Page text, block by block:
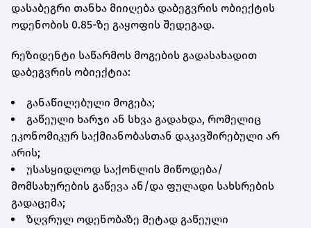
დასაბეგრი თანხა მიიღება დაბეგვრის ობიექტის
ოდენობის 0.85-ზე გაყოფის შედეგად.
რეზიდენტი საწარმოს მოგების გადასახადით
დაბეგვრის ობიექტია:
განაწილებული მოგება;
გაწეული ხარჯი ან სხვა გადახდა, რომელიც
ეკონომიკურ საქმიანობასთან დაკავშირებული არ
არის;
უსასყიდლოდ საქონლის მიწოდება/
მომსახურების გაწევა ან/და ფულადი სახსრების
გადაცემა;
ზღვრულ ოდენობაზე მეტად გაწეული